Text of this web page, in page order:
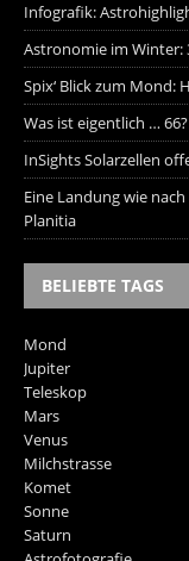
Infografik:
Astronomie im Winter:
Spix‘ Blick zum Mond:
Was ist eigentlich … 66?
InSights Solarzellen
Eine Landung wie
Planitia
BELIEBTE TAGS
Mond
Jupiter
Teleskop
Mars
Venus
Milchstrasse
Komet
Sonne
Saturn